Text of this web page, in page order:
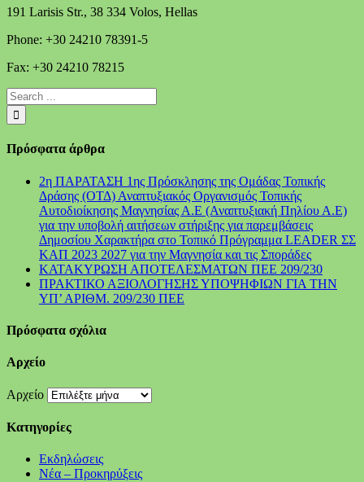
191 Larisis Str., 38 334 Volos, Hellas
Phone: +30 24210 78391-5
Fax: +30 24210 78215
Πρόσφατα άρθρα
2η ΠΑΡΑΤΑΣΗ 1ης Πρόσκλησης της Ομάδας Τοπικής
Δράσης (ΟΤΔ) Αναπτυξιακός Οργανισμός Τοπικής
Αυτοδιοίκησης Μαγνησίας Α.Ε (Αναπτυξιακή Πηλίου Α.Ε)
για την υποβολή αιτήσεων στήριξης για παρεμβάσεις
Δημοσίου Χαρακτήρα στο Τοπικό Πρόγραμμα LEADER ΣΣ
ΚΑΠ 2023 2027 για την Μαγνησία και τις Σποράδες
ΚΑΤΑΚΥΡΩΣΗ ΑΠΟΤΕΛΕΣΜΑΤΩΝ ΠΕΕ 209/230
ΠΡΑΚΤΙΚΟ ΑΞΙΟΛΟΓΗΣΗΣ ΥΠΟΨΗΦΙΩΝ ΓΙΑ ΤΗΝ
ΥΠ’ ΑΡΙΘΜ. 209/230 ΠΕΕ
Πρόσφατα σχόλια
Αρχείο
Αρχείο
Kατηγορίες
Εκδηλώσεις
Νέα – Προκηρύξεις